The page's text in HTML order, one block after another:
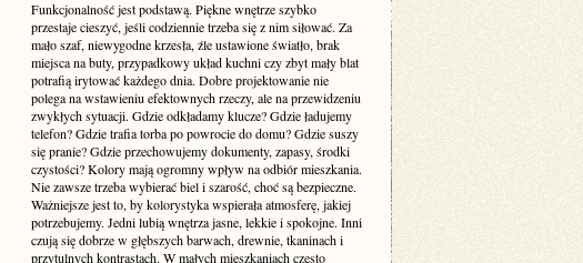
Funkcjonalność jest podstawą. Piękne wnętrze szybko
przestaje cieszyć, jeśli codziennie trzeba się z nim siłować. Za
mało szaf, niewygodne krzesła, źle ustawione światło, brak
miejsca na buty, przypadkowy układ kuchni czy zbyt mały blat
potrafią irytować każdego dnia. Dobre projektowanie nie
polega na wstawieniu efektownych rzeczy, ale na przewidzeniu
zwykłych sytuacji. Gdzie odkładamy klucze? Gdzie ładujemy
telefon? Gdzie trafia torba po powrocie do domu? Gdzie suszy
się pranie? Gdzie przechowujemy dokumenty, zapasy, środki
czystości? Kolory mają ogromny wpływ na odbiór mieszkania.
Nie zawsze trzeba wybierać biel i szarość, choć są bezpieczne.
Ważniejsze jest to, by kolorystyka wspierała atmosferę, jakiej
potrzebujemy. Jedni lubią wnętrza jasne, lekkie i spokojne. Inni
czują się dobrze w głębszych barwach, drewnie, tkaninach i
przytulnych kontrastach. W małych mieszkaniach często